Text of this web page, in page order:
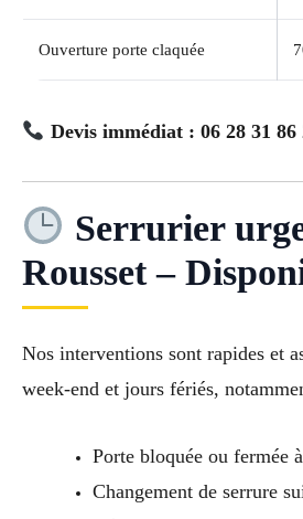
Ouverture porte claquée
Devis immédiat : 06 28 31 86
Serrurier
Rousset –
Nos interventions sont rapides et
week-end et jours fériés,
Porte bloquée ou fermée
Changement de serrure